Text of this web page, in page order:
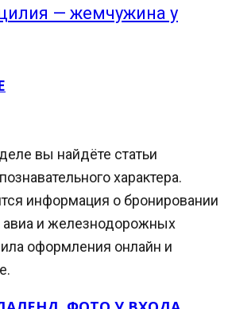
— жемчужина у
вы найдёте статьи
характера.
информация о бронировании
авиа и железнодорожных
оформления онлайн и